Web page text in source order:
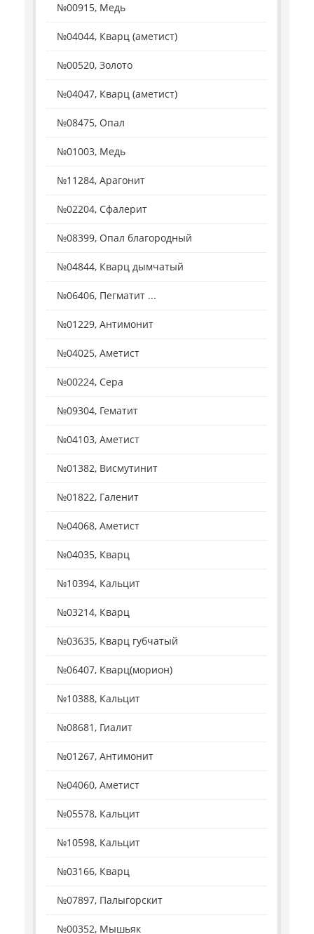
№00915, Медь
№04044, Кварц (аметист)
№00520, Золото
№04047, Кварц (аметист)
№08475, Опал
№01003, Медь
№11284, Арагонит
№02204, Сфалерит
№08399, Опал благородный
№04844, Кварц дымчатый
№06406, Пегматит ...
№01229, Антимонит
№04025, Аметист
№00224, Сера
№09304, Гематит
№04103, Аметист
№01382, Висмутинит
№01822, Галенит
№04068, Аметист
№04035, Кварц
№10394, Кальцит
№03214, Кварц
№03635, Кварц губчатый
№06407, Кварц(морион)
№10388, Кальцит
№08681, Гиалит
№01267, Антимонит
№04060, Аметист
№05578, Кальцит
№10598, Кальцит
№03166, Кварц
№07897, Палыгорскит
№00352, Мышьяк